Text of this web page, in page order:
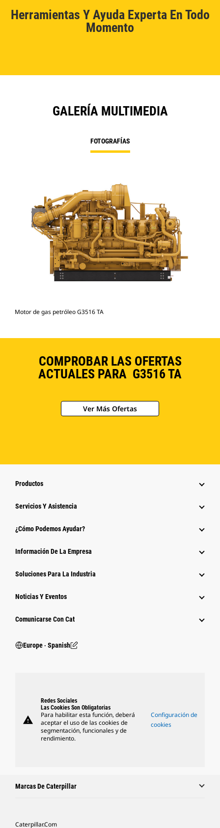
Herramientas Y Ayuda Experta En Todo
Momento
GALERÍA MULTIMEDIA
FOTOGRAFÍAS
Motor de gas petróleo G3516 TA
COMPROBAR LAS OFERTAS
ACTUALES PARA G3516 TA
Ver Más Ofertas
Productos
Servicios Y Asistencia
¿Cómo Podemos Ayudar?
Información De La Empresa
Soluciones Para La Industria
Noticias Y Eventos
Comunicarse Con Cat
Europe ‧ Spanish
warning
Redes Sociales
Las Cookies Son Obligatorias
Para habilitar esta función, deberá
aceptar el uso de las cookies de
segmentación, funcionales y de
rendimiento.
Configuración de
cookies
Marcas De Caterpillar
Caterpillar.com